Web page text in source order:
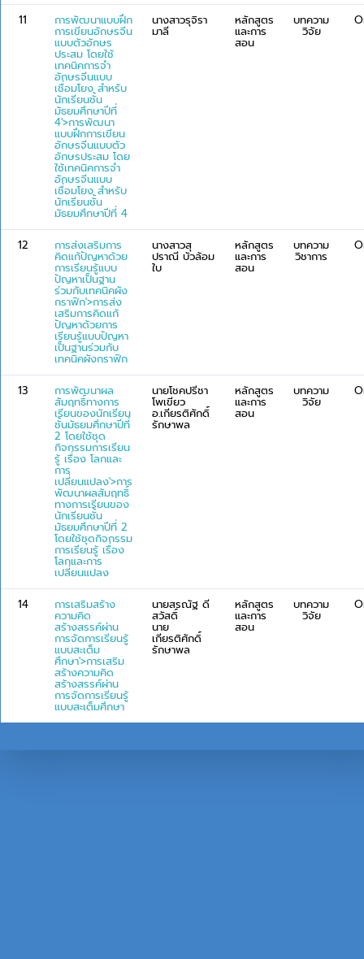
11 การพัฒนาแบบฝึก
การเขียนอักษรจีน
แบบตัวอักษร
ประสม โดยใช้
เทคนิคการจำ
อักษรจีนแบบ
เชื่อมโยง สำหรับ
นักเรียนชั้น
มัธยมศึกษาปีที่
4'>การพัฒนา
แบบฝึกการเขียน
อักษรจีนแบบตัว
อักษรประสม โดย
ใช้เทคนิคการจำ
อักษรจีนแบบ
เชื่อมโยง สำหรับ
นักเรียนชั้น
มัธยมศึกษาปีที่ 4
นางสาวรุจิรา
มาลี
หลักสูตร
และการ
สอน
บทความ
วิจัย
12 การส่งเสริมการ
คิดแก้ปัญหาด้วย
การเรียนรู้แบบ
ปัญหาเป็นฐาน
ร่วมกับเทคนิคผัง
กราฟิก'>การส่ง
เสริมการคิดแก้
ปัญหาด้วยการ
เรียนรู้แบบปัญหา
เป็นฐานร่วมกับ
เทคนิคผังกราฟิก
นางสาวสุ
ปราณี บัวล้อม
ใบ
หลักสูตร
และการ
สอน
บทความ
วิชาการ
13 การพัฒนาผล
สัมฤทธิ์ทางการ
เรียนของนักเรียน
ชั้นมัธยมศึกษาปีที่
2 โดยใช้ชุด
กิจกรรมการเรียน
รู้ เรื่อง โลกและ
การ
เปลี่ยนแปลง'>การ
พัฒนาผลสัมฤทธิ์
ทางการเรียนของ
นักเรียนชั้น
มัธยมศึกษาปีที่ 2
โดยใช้ชุดกิจกรรม
การเรียนรู้ เรื่อง
โลกและการ
เปลี่ยนแปลง
นายโชคปรีชา
โพเขียว
อ.เกียรติศักดิ์
รักษาพล
หลักสูตร
และการ
สอน
บทความ
วิจัย
14 การเสริมสร้าง
ความคิด
สร้างสรรค์ผ่าน
การจัดการเรียนรู้
แบบสะเต็ม
ศึกษา'>การเสริม
สร้างความคิด
สร้างสรรค์ผ่าน
การจัดการเรียนรู้
แบบสะเต็มศึกษา
นายสรณัฐ ดี
สวัสดิ์
นาย
เกียรติศักดิ์
รักษาพล
หลักสูตร
และการ
สอน
บทความ
วิจัย